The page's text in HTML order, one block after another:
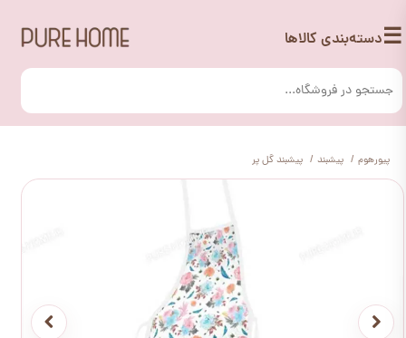
☰دسته‌بندی کالاها
پیورهوم پیشبند پیشبند گل پر